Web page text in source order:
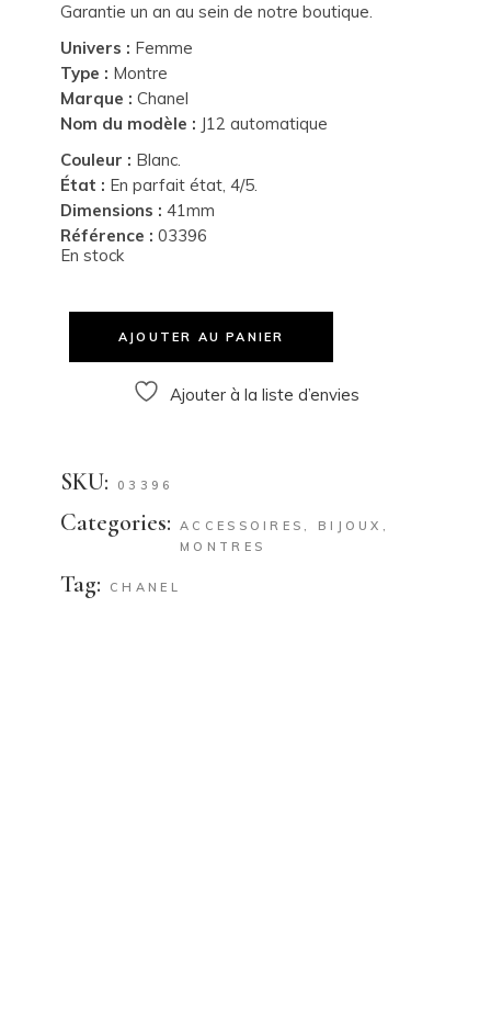
Garantie un an au sein de notre boutique.
Univers : Femme
Type : Montre
Marque : Chanel
Nom du modèle : J12 automatique
Couleur : Blanc.
État : En parfait état, 4/5.
Dimensions : 41mm
Référence : 03396
En stock
AJOUTER AU PANIER
Ajouter à la liste d’envies
SKU: 03396
Categories: ACCESSOIRES , BIJOUX ,
MONTRES
Tag: CHANEL